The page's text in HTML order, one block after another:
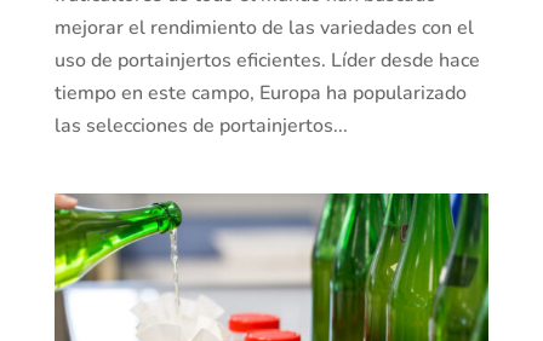
mejorar el rendimiento de las variedades con el
uso de portainjertos eficientes. Líder desde hace
tiempo en este campo, Europa ha popularizado
las selecciones de portainjertos...